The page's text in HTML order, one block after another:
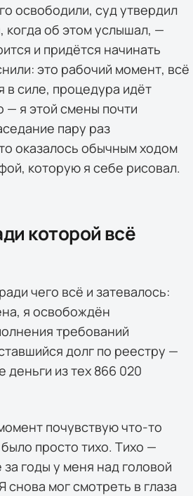
освободили, суд утвердил
когда об этом услышал, —
и придётся начинать
это рабочий момент, всё
в силе, процедура идёт
— я этой смены почти
пару раз
оказалось обычным ходом
которую я себе рисовал.
которой всё
чего всё и затевалось:
я освобождён
требований
долг по реестру —
деньги из тех 866 020
почувствую что-то
просто тихо. Тихо —
годы у меня над головой
снова мог смотреть в глаза